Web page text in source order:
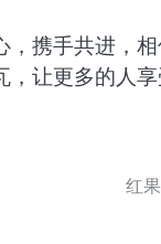
携手共进，
让更多的人享
红